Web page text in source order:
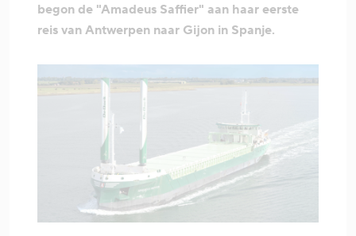
begon de "Amadeus Saffier" aan haar eerste
reis van Antwerpen naar Gijon in Spanje.